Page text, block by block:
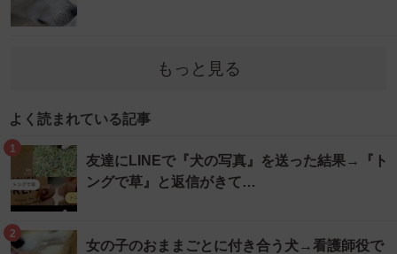
もっと見る
よく読まれている記事
1
友達にLINEで『犬の写真』を送った結果→『ト
ングで草』と返信がきて…
2
女の子のおままごとに付き合う犬→看護師役で